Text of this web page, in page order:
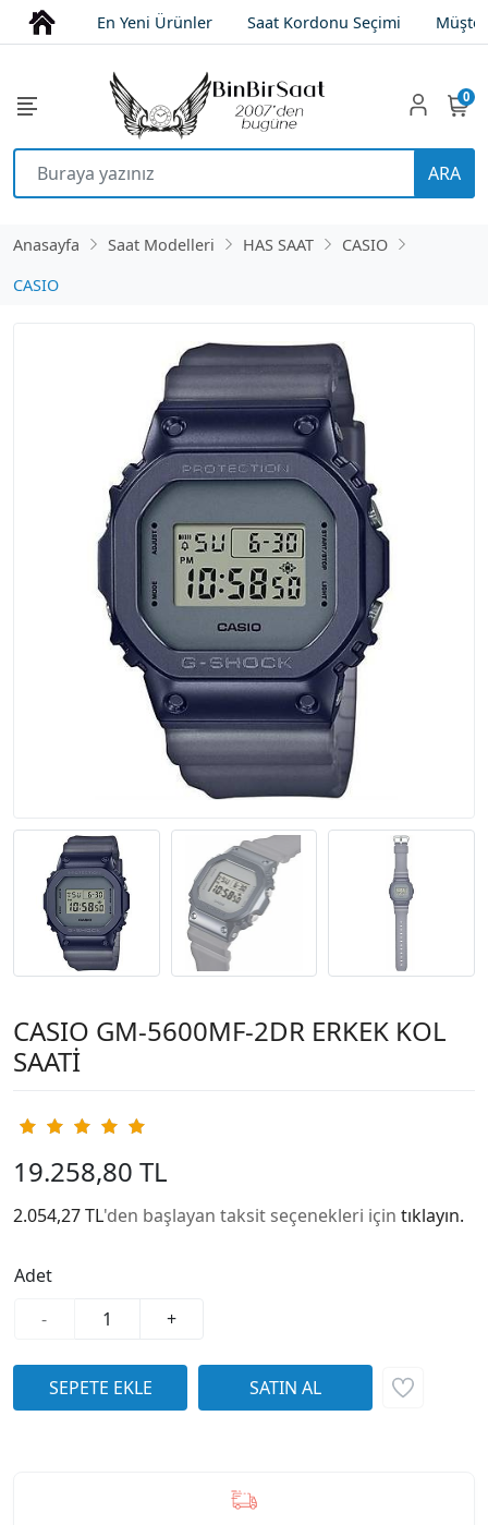
En Yeni Ürünler Saat Kordonu Seçimi
ARA
0
Anasayfa Saat Modelleri HAS SAAT
CASIO
CASIO
CASIO GM-5600MF-2DR ERKEK KOL
SAATİ
19.258,80 TL
2.054,27 TL'den başlayan taksit seçenekleri için tıklayın.
Adet
-
+